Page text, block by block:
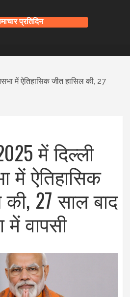
में ऐतिहासिक जीत हासिल की, 27
में दिल्ली
में ऐतिहासिक
27 साल बाद
में वापसी